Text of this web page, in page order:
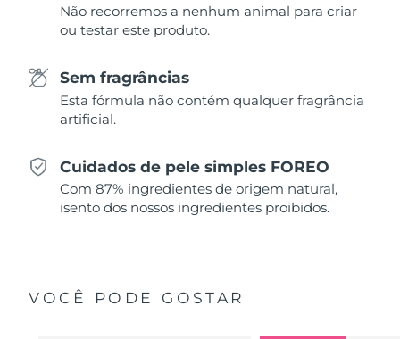
Não recorremos a nenhum animal para criar
ou testar este produto.
Sem fragrâncias
Esta fórmula não contém qualquer fragrância
artificial.
Cuidados de pele simples FOREO
Com 87% ingredientes de origem natural,
isento dos nossos ingredientes proibidos.
VOCÊ PODE GOSTAR
Tailândia Entrega prevista12.08.2026
Emirados Árabes
Unidos
Entrega prevista09.08.2026
Reino Unido
Estados Unidos Entrega prevista09.08.2026